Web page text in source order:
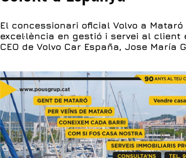
El concessionari oficial Volvo a
excel·lència en gestió i servei al
CEO de Volvo Car España, Jose María